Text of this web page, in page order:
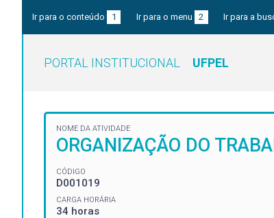
Ir para o conteúdo 1 Ir para o menu 2 Ir para a
PORTAL INSTITUCIONAL UFPEL
NOME DA ATIVIDADE
ORGANIZAÇÃO DO
CÓDIGO
D001019
CARGA HORÁRIA
34 horas